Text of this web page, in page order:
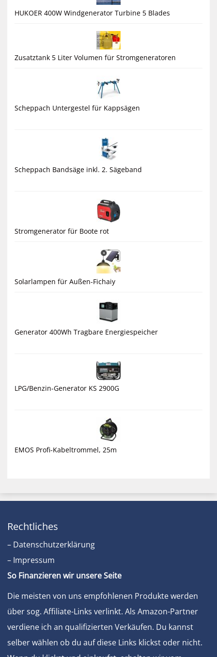
HUKOER 400W Windgenerator Turbine 5 Blades
Zusatztank 5 Liter Volumen für Stromgeneratoren
Scheppach Untergestel für Kappsägen
Scheppach Bandsäge inkl. 2. Sägeband
Stromgenerator für Boote rot
Solarlampen für Außen-Fichaiy
Generator 400Wh Tragbare Energiespeicher
LPG/Benzin-Generator KS 2900G
EMOS Profi-Kabeltrommel, 25m
Rechtliches
– Datenschutzerklärung
– Impressum
So Finanzieren wir unsere Seite
Die meisten von uns empfohlenen Produkte werden
über sog. Affiliate-Links verlinkt. Als Amazon-Partner
verdiene ich an qualifizierten Verkäufen. Du kannst
selber wählen ob du auf diese Links klickst oder nicht.